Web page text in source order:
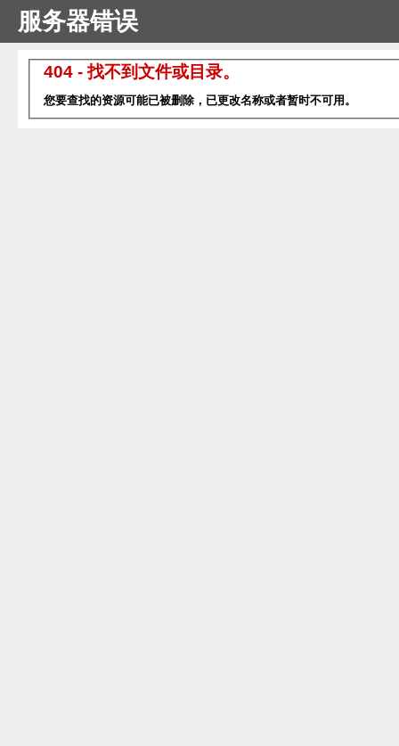
服务器错误
404 - 找不到文件或目录。
您要查找的资源可能已被删除，已更改名称或者暂时不可用。